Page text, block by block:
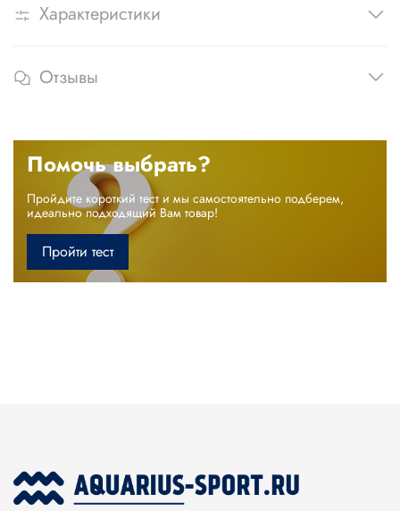
Характеристики
Отзывы
Помочь выбрать?
Пройдите короткий тест и мы самостоятельно подберем,
идеально подходящий Вам товар!
Пройти тест